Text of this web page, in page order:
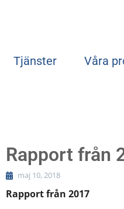
Tjänster Våra
Rapport från
maj 10, 2018
Rapport från 2017